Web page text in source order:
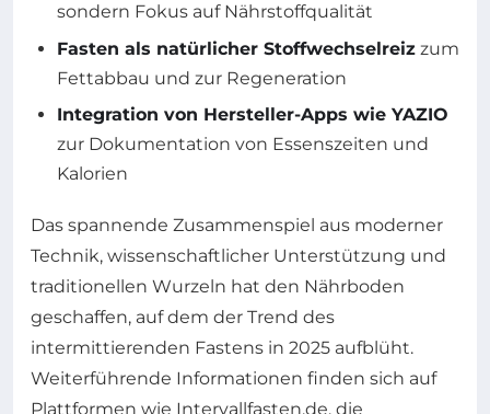
sondern Fokus auf Nährstoffqualität
Fasten als natürlicher Stoffwechselreiz zum
Fettabbau und zur Regeneration
Integration von Hersteller-Apps wie YAZIO
zur Dokumentation von Essenszeiten und
Kalorien
Das spannende Zusammenspiel aus moderner
Technik, wissenschaftlicher Unterstützung und
traditionellen Wurzeln hat den Nährboden
geschaffen, auf dem der Trend des
intermittierenden Fastens in 2025 aufblüht.
Weiterführende Informationen finden sich auf
Plattformen wie Intervallfasten.de, die